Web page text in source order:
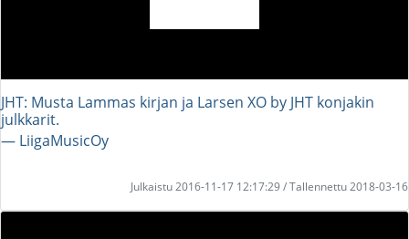
JHT: Musta Lammas kirjan ja Larsen XO by JHT konjakin
julkkarit.
― LiigaMusicOy
Julkaistu 2016-11-17 12:17:29 / Tallennettu 2018-03-16